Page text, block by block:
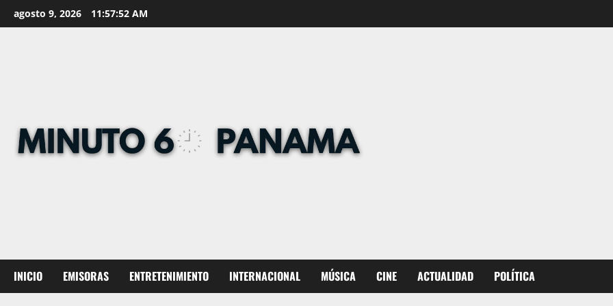
to
agosto 9, 2026 11:57:53 AM
INICIO EMISORAS ENTRETENIMIENTO INTERNACIONAL MÚSICA CINE ACTUALIDAD POLÍTICA